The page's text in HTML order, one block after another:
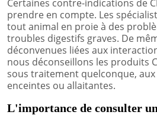
Certaines contre-indications de
prendre en compte. Les
tout animal en proie à des
troubles digestifs graves. De
déconvenues liées aux
nous déconseillons les produits
sous traitement quelconque,
enceintes ou allaitantes.
L'importance de consulter